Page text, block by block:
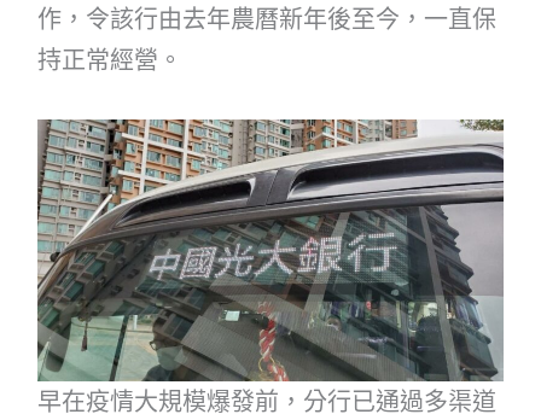
作，令該行由去年農曆新年後至今，一直保
持正常經營。
早在疫情大規模爆發前，分行已通過多渠道